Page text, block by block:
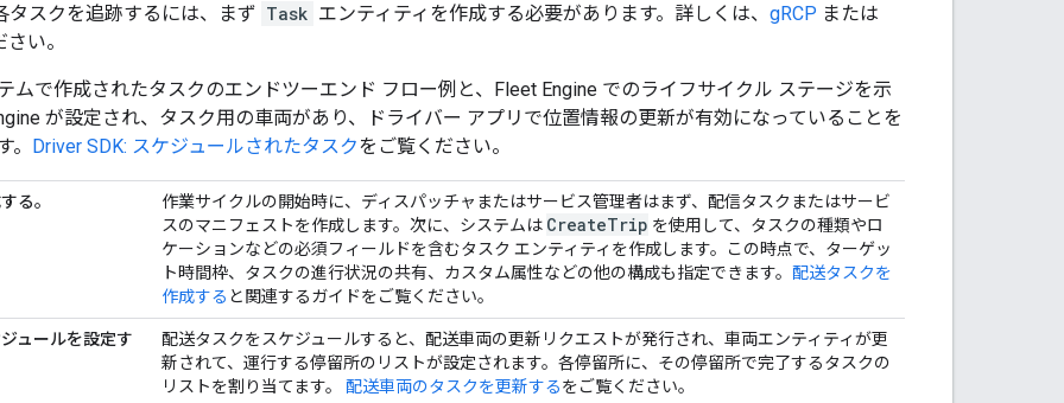
タスクを追跡するには、まず Task エンティティを作成する必要があります。詳しくは、 gRCP または
い。
ムで作成されたタスクのエンドツーエンド フロー例と、Fleet Engine でのライフサイクル ステージを示
が設定され、タスク用の車両があり、ドライバー アプリで位置情報の更新が有効になっていることを
。 Driver SDK: スケジュールされたタスクをご覧ください。
る。
作業サイクルの開始時に、ディスパッチャまたはサービス管理者はまず、配信タスクまたはサービ
スのマニフェストを作成します。次に、システムは CreateTrip を使用して、タスクの種類やロ
ケーションなどの必須フィールドを含むタスク エンティティを作成します。この時点で、ターゲッ
ト時間枠、タスクの進行状況の共有、カスタム属性などの他の構成も指定できます。 配送タスクを
作成する と関連するガイドをご覧ください。
ジュールを設定す
配送タスクをスケジュールすると、配送車両の更新リクエストが発行され、車両エンティティが更
新されて、運行する停留所のリストが設定されます。各停留所に、その停留所で完了するタスクの
リストを割り当てます。 配送車両のタスクを更新するをご覧ください。